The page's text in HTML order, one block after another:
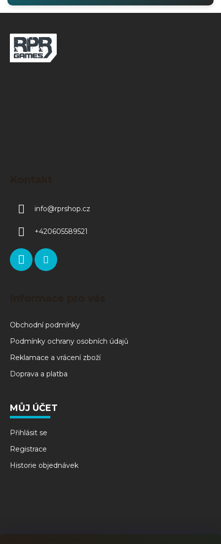
SE
info@rprshop.cz
+420605589521
Obchodní podmínky
Podmínky ochrany osobních údajů
Reklamace a vrácení zboží
Doprava a platba
MŮJ ÚČET
Přihlásit se
Registrace
Historie objednávek